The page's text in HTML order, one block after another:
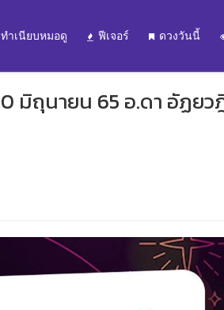
ทำเนียบหมอดู ฟีเจอร์ ดวงวันนี้
มิถุนายน 65 อ.ดา อัฏยว